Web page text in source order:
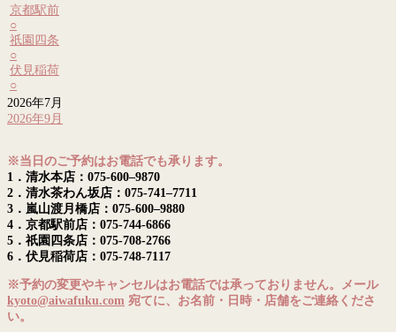
京都駅前
○
祇園四条
○
伏見稲荷
○
2026年7月
2026年9月
※当日のご予約はお電話でも承ります。
1．清水本店：075-600–9870
2．清水茶わん坂店：075-741–7711
3．嵐山渡月橋店：075-600–9880
4．京都駅前店：075-744-6866
5．祇園四条店：075-708-2766
6．伏見稲荷店：075-748-7117
※予約の変更やキャンセルはお電話では承っておりません。メール
kyoto@aiwafuku.com 宛てに、お名前・日時・店舗をご連絡くださ
い。